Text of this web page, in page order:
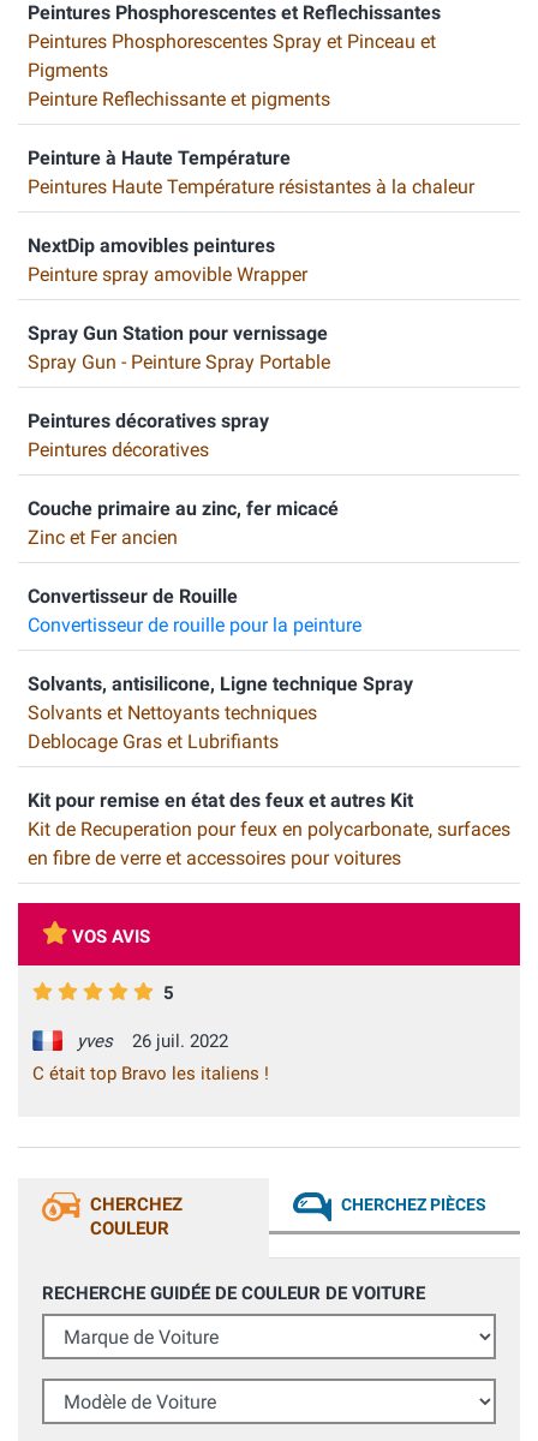
Peintures Phosphorescentes et Reflechissantes
Peintures Phosphorescentes Spray et Pinceau et
Pigments
Peinture Reflechissante et pigments
Peinture à Haute Température
Peintures Haute Température résistantes à la chaleur
NextDip amovibles peintures
Peinture spray amovible Wrapper
Spray Gun Station pour vernissage
Spray Gun - Peinture Spray Portable
Peintures décoratives spray
Peintures décoratives
Couche primaire au zinc, fer micacé
Zinc et Fer ancien
Convertisseur de Rouille
Convertisseur de rouille pour la peinture
Solvants, antisilicone, Ligne technique Spray
Solvants et Nettoyants techniques
Deblocage Gras et Lubrifiants
Kit pour remise en état des feux et autres Kit
Kit de Recuperation pour feux en polycarbonate, surfaces
en fibre de verre et accessoires pour voitures
VOS AVIS
5
yves
26 juil. 2022
C était top Bravo les italiens !
CHERCHEZ
COULEUR
CHERCHEZ PIÈCES
RECHERCHE GUIDÉE DE COULEUR DE VOITURE
Marque de Voiture
Modèle de Voiture